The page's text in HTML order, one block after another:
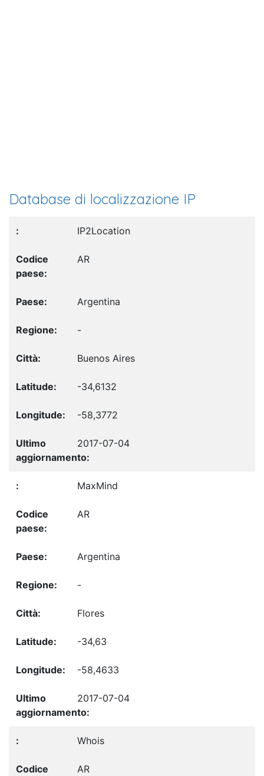
Database di localizzazione IP
IP2Location
AR
Argentina
-
Buenos Aires
-34,6132
-58,3772
2017-07-04
MaxMind
AR
Argentina
-
Flores
-34,63
-58,4633
2017-07-04
Whois
AR